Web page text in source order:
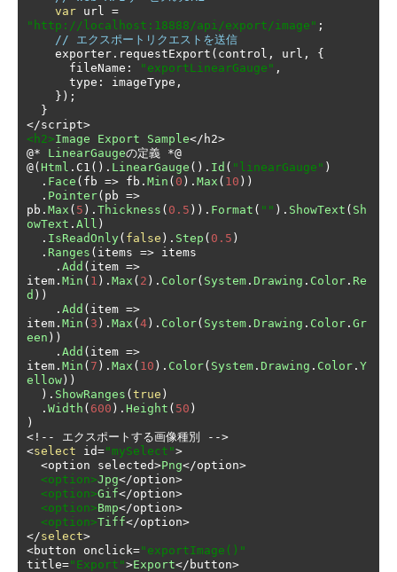
var url =
"http://localhost:18888/api/export/image" ;
// エクスポートリクエストを送信
    exporter
. requestExport ( control , url ,
{
      fileName
: "exportLinearGauge" ,
      type
: imageType ,
});
}
</script>
<h2>Image Export Sample</ h2>
@*
LinearGaugeの定義 *@
@(Html . C1 (). LinearGauge (). Id ( "linearGauge" )
. Face ( fb => fb . Min ( 0 ). Max ( 10 ))
. Pointer( pb =>
pb . Max ( 5 ). Thickness ( 0.5 )). Format ( "" ). ShowText ( Sh
owText . All )
. IsReadOnly( false ). Step ( 0.5 )
. Ranges ( items => items
. Add ( item =>
item . Min ( 1 ). Max ( 2 ). Color( System . Drawing . Color . Re
d ))
. Add ( item =>
item . Min ( 3 ). Max (4). Color( System . Drawing . Color . Gr
een ))
. Add ( item =>
item . Min ( 7 ). Max ( 10 ). Color( System . Drawing . Color . Y
ellow))
). ShowRanges (true )
. Width ( 600 ). Height ( 50 )
)
<!--
エクスポートする画像種別
-->
<select id="mySelect">
<option selected>Png</option>
<option>Jpg</option>
<option>Gif</option>
<option>Bmp</option>
<option>Tiff</option>
</select>
<button onclick="exportImage()"
title="Export">Export</ button>